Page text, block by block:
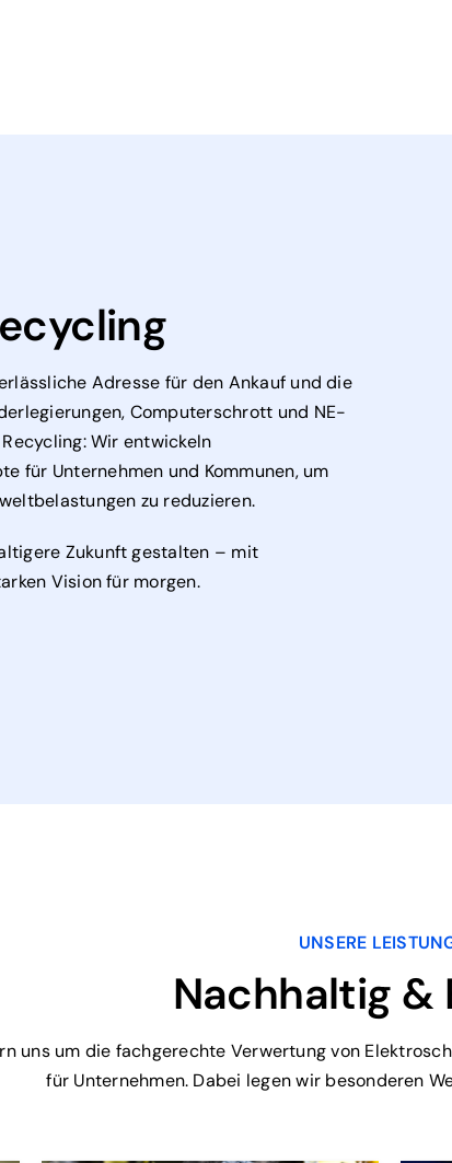
Adresse für den Ankauf und die
Computerschrott und NE-
Wir entwickeln
für Unternehmen und Kommunen, um
zu reduzieren.
Zukunft gestalten – mit
Vision für morgen.
UNSERE
Nachhaltig &
uns um die fachgerechte Verwertung von
für Unternehmen. Dabei legen wir besonderen